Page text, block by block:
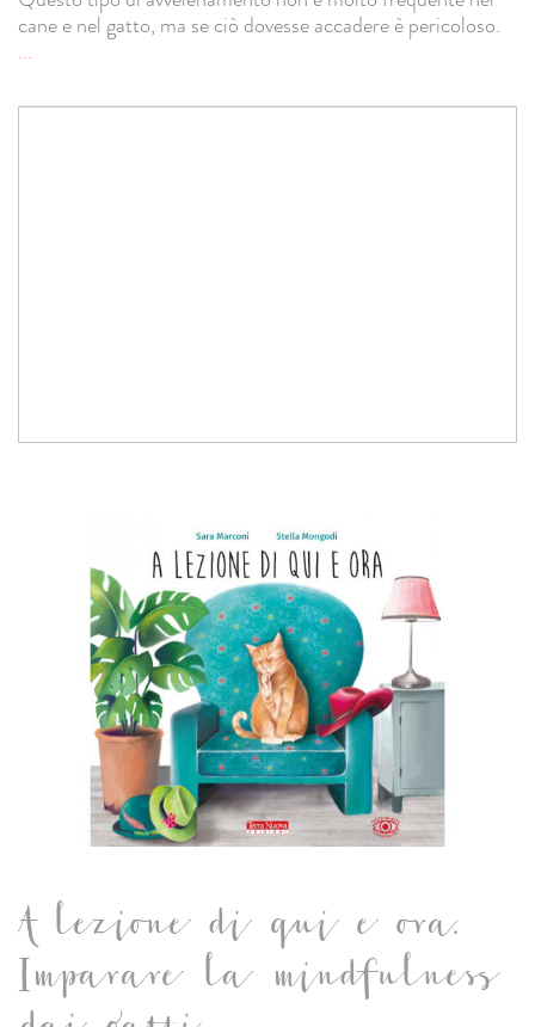
cane e nel gatto, ma se ciò dovesse accadere è pericoloso.
...
A lezione di qui e ora.
Imparare la mindfulness